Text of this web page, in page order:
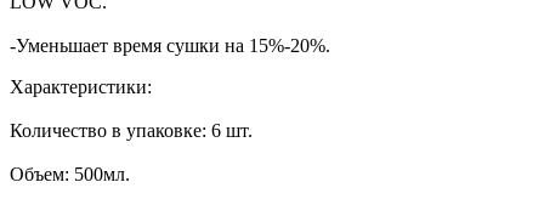
-Уменьшает время сушки на 15%-20%.
Характеристики:
Количество в упаковке: 6 шт.
Объем: 500мл.